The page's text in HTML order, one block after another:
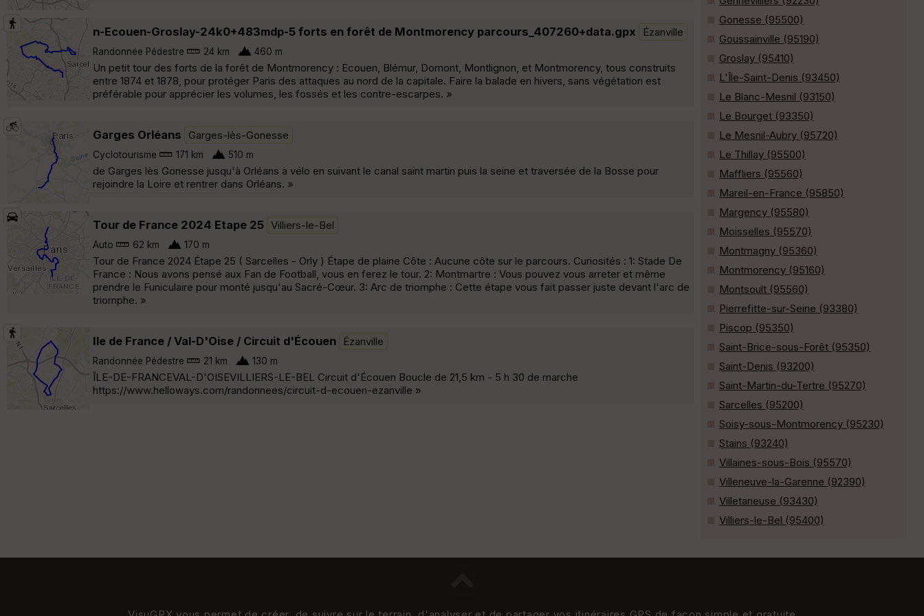
n-Ecouen-Groslay-24k0+483mdp-5 forts en forêt de Montmorency parcours_407260+data.gpx Ézanville
Randonnée Pédestre 24 km 460 m
Un petit tour des forts de la forêt de Montmorency : Ecouen, Blémur, Domont, Montlignon, et Montmorency, tous construits
entre 1874 et 1878, pour protéger Paris des attaques au nord de la capitale. Faire la balade en hivers, sans végétation est
préférable pour apprécier les volumes, les fossés et les contre-escarpes. »
Garges Orléans Garges-lès-Gonesse
Cyclotourisme 171 km 510 m
de Garges lès Gonesse jusqu'à Orléans à vélo en suivant le canal saint martin puis la seine et traversée de la Bosse pour
rejoindre la Loire et rentrer dans Orléans. »
Tour de France 2024 Etape 25 Villiers-le-Bel
Auto 62 km 170 m
Tour de France 2024 Étape 25 ( Sarcelles - Orly ) Étape de plaine Côte : Aucune côte sur le parcours. Curiosités : 1: Stade De
France : Nous avons pensé aux Fan de Football, vous en ferez le tour. 2: Montmartre : Vous pouvez vous arreter et même
prendre le Funiculaire pour monté jusqu'au Sacré-Cœur. 3: Arc de triomphe : Cette étape vous fait passer juste devant l'arc de
triomphe. »
Ile de France / Val-D'Oise / Circuit d'Écouen Ézanville
Randonnée Pédestre 21 km 130 m
ÎLE-DE-FRANCEVAL-D'OISEVILLIERS-LE-BEL Circuit d'Écouen Boucle de 21,5 km - 5 h 30 de marche
https://www.helloways.com/randonnees/circuit-d-ecouen-ezanville »
Gonesse (95500)
Goussainville (95190)
Groslay (95410)
L'Île-Saint-Denis (93450)
Le Blanc-Mesnil (93150)
Le Bourget (93350)
Le Mesnil-Aubry (95720)
Le Thillay (95500)
Maffliers (95560)
Mareil-en-France (95850)
Margency (95580)
Moisselles (95570)
Montmagny (95360)
Montmorency (95160)
Montsoult (95560)
Pierrefitte-sur-Seine (93380)
Piscop (95350)
Saint-Brice-sous-Forêt (95350)
Saint-Denis (93200)
Saint-Martin-du-Tertre (95270)
Sarcelles (95200)
Soisy-sous-Montmorency (95230)
Stains (93240)
Villaines-sous-Bois (95570)
Villeneuve-la-Garenne (92390)
Villetaneuse (93430)
Villiers-le-Bel (95400)